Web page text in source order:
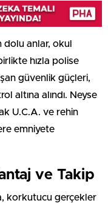
anlar, okul
hızla polise
güvenlik güçleri,
altına alındı. Neyse
U.C.A. ve rehin
emniyete
ve Takip
korkutucu gerçekler